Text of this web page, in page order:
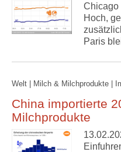
Chicago
Hoch,
Paris
Welt | Milch & Milchprodukte |
China importierte
Milchprodukte